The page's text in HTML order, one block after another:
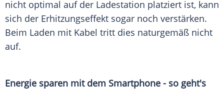
nicht optimal auf der Ladestation platziert ist, kann
sich der Erhitzungseffekt sogar noch verstärken.
Beim Laden mit Kabel tritt dies naturgemäß nicht
auf.
Energie sparen mit dem Smartphone - so geht's